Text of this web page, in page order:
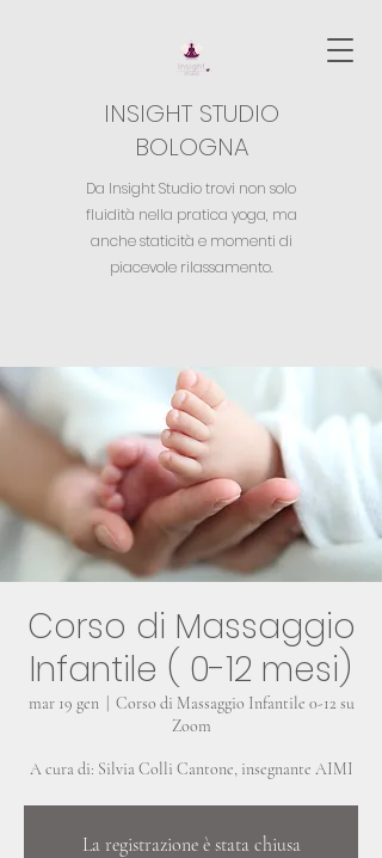
INSIGHT STUDIO
BOLOGNA
Da Insight Studio trovi non solo
fluidità nella pratica yoga, ma
anche staticità e momenti di
piacevole rilassamento.
Corso di Massaggio
Infantile ( 0-12 mesi)
mar 19 gen
  |
Corso di Massaggio Infantile 0-12 su
Zoom
La registrazione è stata chiusa